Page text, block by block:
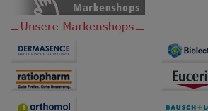
übertragen werden.